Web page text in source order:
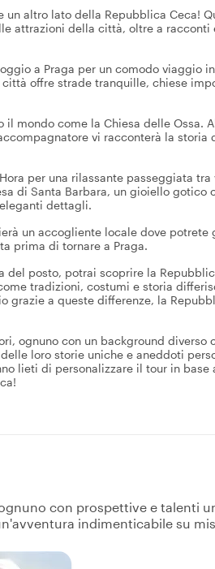
un altro lato della Repubblica Ceca!
attrazioni della città, oltre a
a Praga per un comodo viaggio
offre strade tranquille, chiese
mondo come la Chiesa delle Ossa.
vi racconterà la
per una rilassante passeggiata
di Santa Barbara, un gioiello
dettagli.
un accogliente locale dove
prima di tornare a Praga.
del posto, potrai scoprire la
tradizioni, costumi e storia
grazie a queste differenze, la
ognuno con un background diverso
loro storie uniche e aneddoti
lieti di personalizzare il tour in
con prospettive e talenti
indimenticabile su